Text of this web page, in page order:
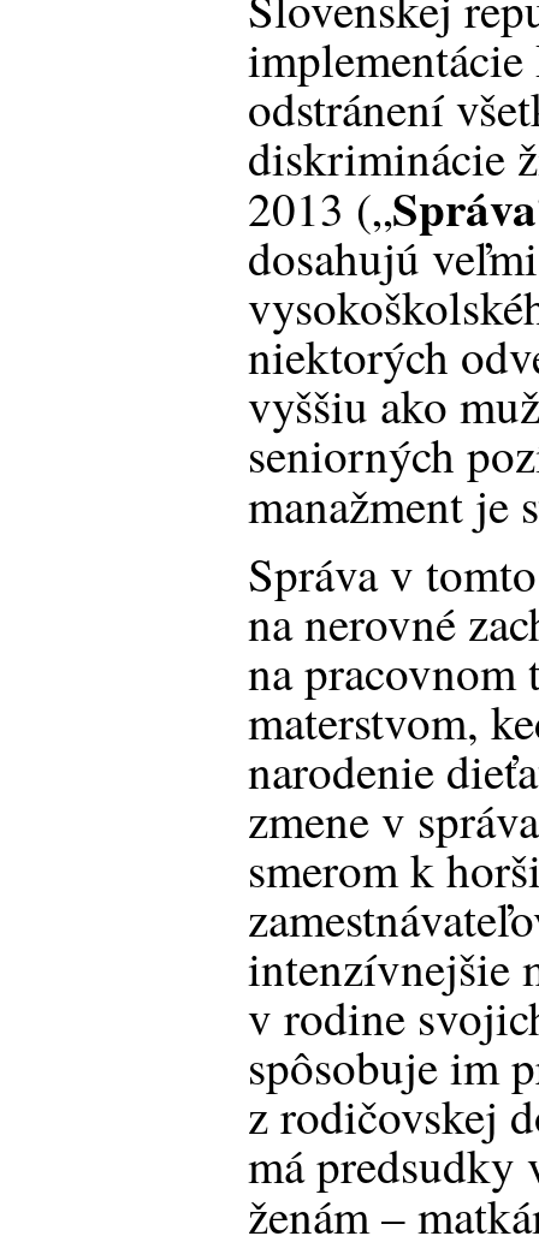
odstránení
diskriminácie
2013 („Správa
dosahujú
niektorých
vyššiu ako
seniorných
manažment je
Správa v
na nerovné
na
materstvom,
narodenie
zmene v
smerom k
intenzívnejšie
v rodine
spôsobuje im
z rodičovskej
má predsudky
ženám –